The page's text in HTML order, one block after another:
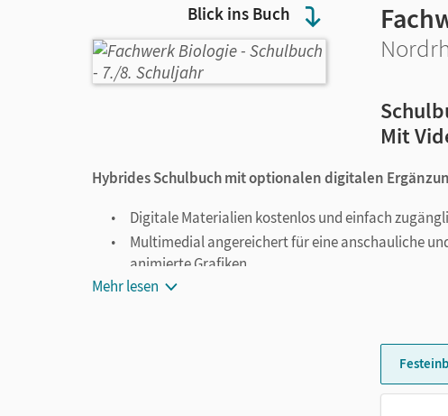
Blick ins Buch
Mit
Hybrides Schulbuch mit optionalen digitalen
Digitale Materialien kostenlos und einfach
Multimedial angereichert für eine anschauliche
animierte Grafiken
Hilfen zum Verstehen und zur Bearbeitung der
Begeistern Sie mit unserem Fachwerk-Konzept Ihre
Mehr lesen